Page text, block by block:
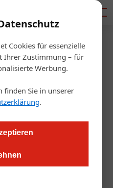
Cookies für essenzielle
Ihrer Zustimmung – für
Werbung.
Sie in unserer
.
& Hotel
kritisiert
regionale Lebensmittel